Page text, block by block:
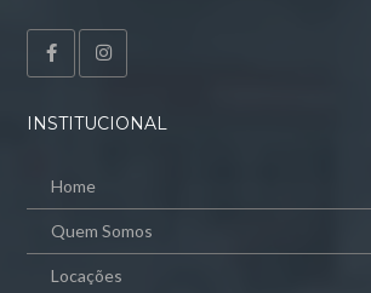
INSTITUCIONAL
Home
Quem Somos
Locações